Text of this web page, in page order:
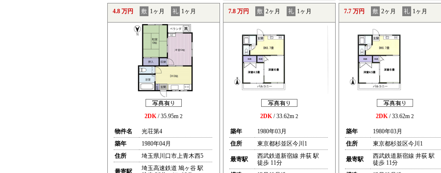
4.8 万円 敷 1ヶ月 礼 1ヶ月
2DK/ 35.95m 2
物件名
光荘第4
築年
1980年04月
住所
埼玉県川口市上青木西5
最寄駅
埼玉高速鉄道 鳩ヶ谷 駅
7.8 万円 敷 2ヶ月 礼 1ヶ月
2DK/ 33.62m 2
築年
1980年03月
住所
東京都杉並区今川1
最寄駅
西武鉄道新宿線 井荻 駅
徒歩 11分
7.7 万円 敷 2ヶ月 礼 1ヶ月
2DK/ 33.62m 2
築年
1980年03月
住所
東京都杉並区今川1
最寄駅
西武鉄道新宿線 井荻 駅
徒歩 11分